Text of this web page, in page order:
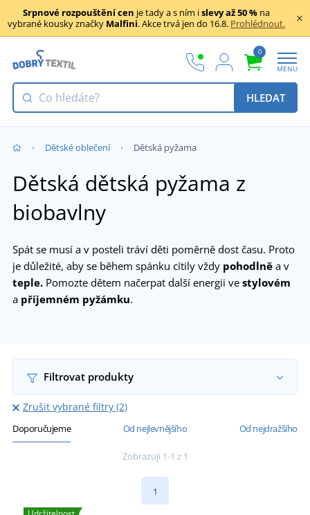
Srpnové rozpouštění cen je tady a s ním islevy až 50 % na
vybrané kousky značky Malfini. Akce trvá jen do 16.8. Prohlédnout.
0
MENU
HLEDAT
Dětské oblečení Dětská pyžama
Dětská dětská pyžama z
biobavlny
Spát se musí a v posteli tráví děti poměrně dost času. Proto
je důležité, aby se během spánku cítily vždy pohodlně a v
teple. Pomozte dětem načerpat další energii ve stylovém
a příjemném pyžámku.
Filtrovat produkty
Zrušit vybrané filtry (2)
Doporučujeme Od nejlevnějšího Od nejdražšího
Zobrazuji 1-1 z 1
1